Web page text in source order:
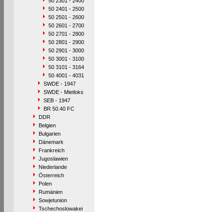
50 2401 - 2500
50 2501 - 2600
50 2601 - 2700
50 2701 - 2800
50 2801 - 2900
50 2901 - 3000
50 3001 - 3100
50 3101 - 3164
50 4001 - 4031
SWDE - 1947
SWDE - Mietloks
SEB - 1947
BR 50.40 FC
DDR
Belgien
Bulgarien
Dänemark
Frankreich
Jugoslawien
Niederlande
Österreich
Polen
Rumänien
Sowjetunion
Tschechoslowakei